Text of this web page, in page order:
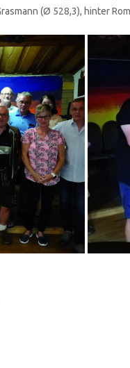
(Ø 528,3), hinter